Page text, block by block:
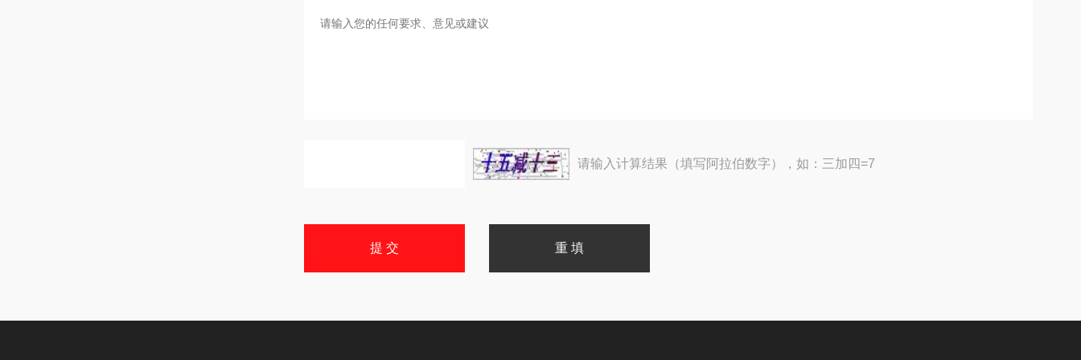
请输入计算结果（填写阿拉伯数字），如：三加四=7